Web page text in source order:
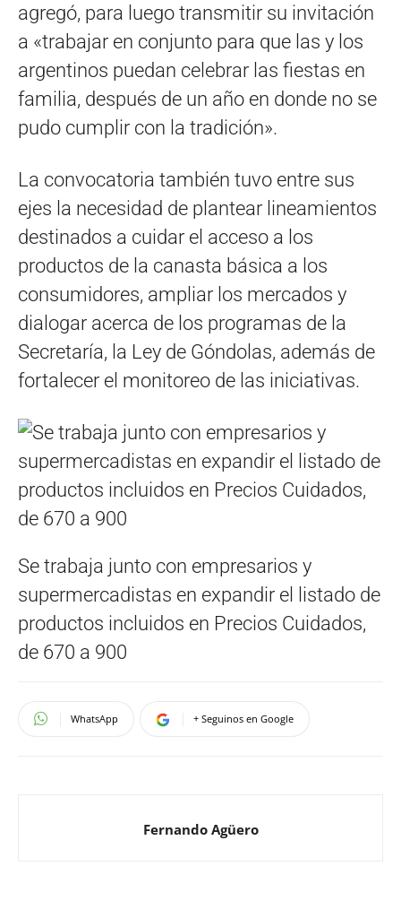
agregó, para luego transmitir su invitación
a «trabajar en conjunto para que las y los
argentinos puedan celebrar las fiestas en
familia, después de un año en donde no se
pudo cumplir con la tradición».
La convocatoria también tuvo entre sus
ejes la necesidad de plantear lineamientos
destinados a cuidar el acceso a los
productos de la canasta básica a los
consumidores, ampliar los mercados y
dialogar acerca de los programas de la
Secretaría, la Ley de Góndolas, además de
fortalecer el monitoreo de las iniciativas.
Se trabaja junto con empresarios y
supermercadistas en expandir el listado de
productos incluidos en Precios Cuidados,
de 670 a 900
WhatsApp + Seguinos en Google
Fernando Agüero